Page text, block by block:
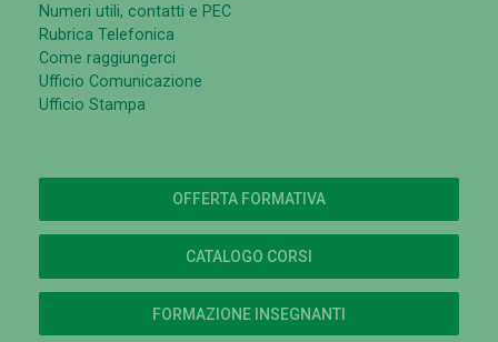
Numeri utili, contatti e PEC
Rubrica Telefonica
Come raggiungerci
Ufficio Comunicazione
Ufficio Stampa
OFFERTA FORMATIVA
CATALOGO CORSI
FORMAZIONE INSEGNANTI